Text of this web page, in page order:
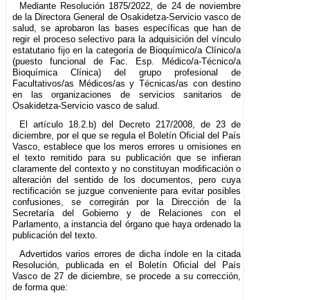
Mediante Resolución 1875/2022, de 24 de noviembre
de la Directora General de Osakidetza-Servicio vasco de
salud, se aprobaron las bases específicas que han de
regir el proceso selectivo para la adquisición del vínculo
estatutario fijo en la categoría de Bioquímico/a Clínico/a
(puesto funcional de Fac. Esp. Médico/a-Técnico/a
Bioquímica Clínica) del grupo profesional de
Facultativos/as Médicos/as y Técnicas/as con destino
en las organizaciones de servicios sanitarios de
Osakidetza-Servicio vasco de salud.
El artículo 18.2.b) del Decreto 217/2008, de 23 de
diciembre, por el que se regula el Boletín Oficial del País
Vasco, establece que los meros errores u omisiones en
el texto remitido para su publicación que se infieran
claramente del contexto y no constituyan modificación o
alteración del sentido de los documentos, pero cuya
rectificación se juzgue conveniente para evitar posibles
confusiones, se corregirán por la Dirección de la
Secretaría del Gobierno y de Relaciones con el
Parlamento, a instancia del órgano que haya ordenado la
publicación del texto.
Advertidos varios errores de dicha índole en la citada
Resolución, publicada en el Boletín Oficial del País
Vasco de 27 de diciembre, se procede a su corrección,
de forma que: